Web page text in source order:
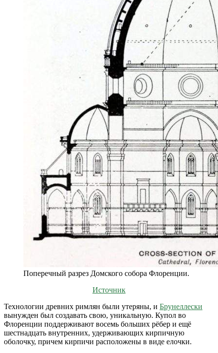
Поперечный разрез Домского собора Флоренции.
Источник
Технологии древних римлян были утеряны, и Брунеллески
вынужден был создавать свою, уникальную. Купол во
Флоренции поддерживают восемь больших рёбер и ещё
шестнадцать внутренних, удерживающих кирпичную
оболочку, причем кирпичи расположены в виде елочки.